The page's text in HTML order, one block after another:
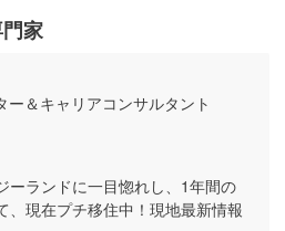
家
ー＆キャリアコンサルタント
ーランドに一目惚れし、1年間の
、現在プチ移住中！現地最新情報